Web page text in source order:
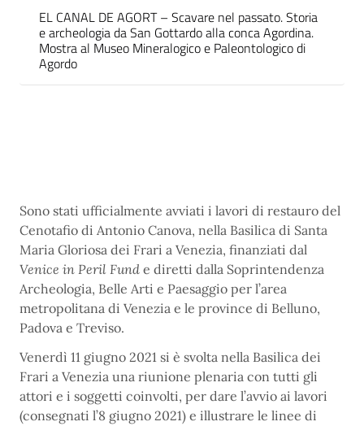
EL CANAL DE AGORT – Scavare nel passato. Storia
e archeologia da San Gottardo alla conca Agordina.
Mostra al Museo Mineralogico e Paleontologico di
Agordo
Sono stati ufficialmente avviati i lavori di restauro del
Cenotafio di Antonio Canova, nella Basilica di Santa
Maria Gloriosa dei Frari a Venezia, finanziati dal
Venice in Peril Fund e diretti dalla Soprintendenza
Archeologia, Belle Arti e Paesaggio per l’area
metropolitana di Venezia e le province di Belluno,
Padova e Treviso.
Venerdì 11 giugno 2021 si è svolta nella Basilica dei
Frari a Venezia una riunione plenaria con tutti gli
attori e i soggetti coinvolti, per dare l’avvio ai lavori
(consegnati l’8 giugno 2021) e illustrare le linee di